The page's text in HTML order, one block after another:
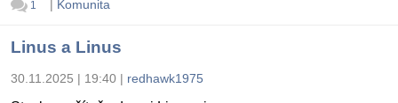
1 Komunita
Linus a Linus
30.11.2025 | 19:40 | redhawk1975